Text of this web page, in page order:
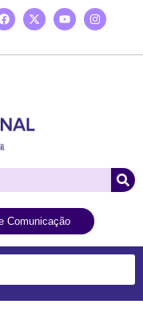
Comunicação